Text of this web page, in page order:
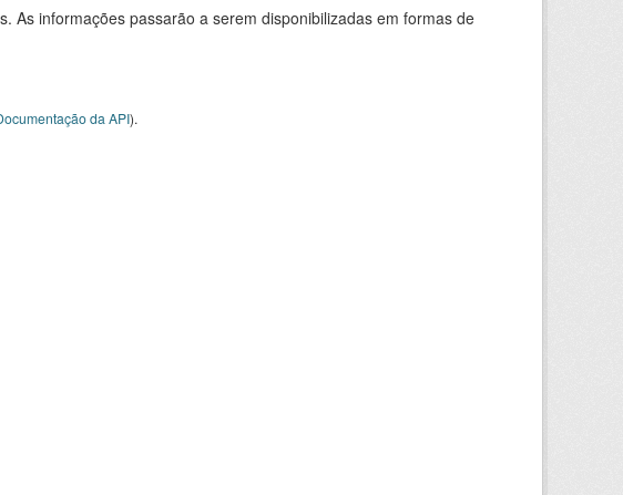
As informações passarão a serem disponibilizadas em formas de
da API).